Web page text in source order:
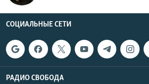
СОЦИАЛЬНЫЕ СЕТИ
РАДИО СВОБОДА